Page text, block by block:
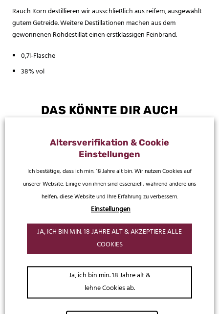
Rauch Korn destillieren wir ausschließlich aus reifem, ausgewählt
gutem Getreide. Weitere Destillationen machen aus dem
gewonnenen Rohdestillat einen erstklassigen Feinbrand.
0,7l-Flasche
38% vol
DAS KÖNNTE DIR AUCH
Dr. Rauch's Spirituosen
55.5 Absinth
Dr. Rauch's Spirituosen
Haselnuss
Altersverifikation & Cookie
Einstellungen
Ich bestätige, dass ich min. 18 Jahre alt bin. Wir nutzen Cookies auf
unserer Website. Einige von ihnen sind essenziell, während andere uns
helfen, diese Website und Ihre Erfahrung zu verbessern.
Einstellungen
JA, ICH BIN MIN. 18 JAHRE ALT & AKZEPTIERE ALLE
COOKIES
Ja, ich bin min. 18 Jahre alt &
lehne Cookies ab.